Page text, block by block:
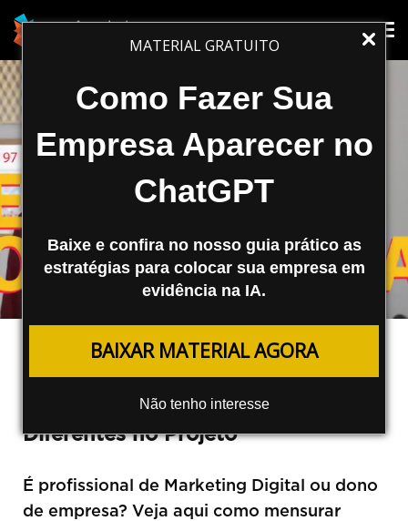
MATERIAL GRATUITO
Como Fazer Sua
Empresa Aparecer no
ChatGPT
Baixe e confira no nosso guia prático as
estratégias para colocar sua empresa em
evidência na IA.
BAIXAR MATERIAL AGORA
Não tenho interesse
Como Mensurar Resultados com
Agências ou Profissionais
Diferentes no Projeto
É profissional de Marketing Digital ou dono
de empresa? Veja aqui como mensurar